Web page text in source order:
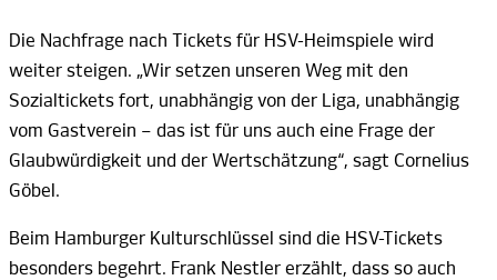
Die Nachfrage nach Tickets für HSV-Heimspiele wird
weiter steigen. „Wir setzen unseren Weg mit den
Sozialtickets fort, unabhängig von der Liga, unabhängig
vom Gastverein – das ist für uns auch eine Frage der
Glaubwürdigkeit und der Wertschätzung“, sagt Cornelius
Göbel.
Beim Hamburger Kulturschlüssel sind die HSV-Tickets
besonders begehrt. Frank Nestler erzählt, dass so auch